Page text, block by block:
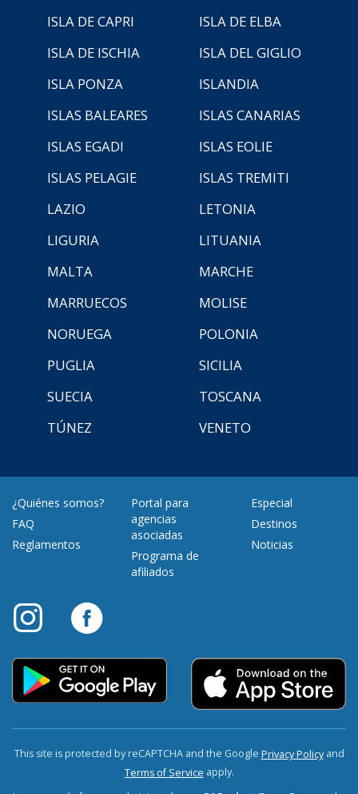
ISLA DE CAPRI
ISLA DE ELBA
ISLA DE ISCHIA
ISLA DEL GIGLIO
ISLA PONZA
ISLANDIA
ISLAS BALEARES
ISLAS CANARIAS
ISLAS EGADI
ISLAS EOLIE
ISLAS PELAGIE
ISLAS TREMITI
LAZIO
LETONIA
LIGURIA
LITUANIA
MALTA
MARCHE
MARRUECOS
MOLISE
NORUEGA
POLONIA
PUGLIA
SICILIA
SUECIA
TOSCANA
TÚNEZ
VENETO
¿Quiénes somos?
FAQ
Reglamentos
Portal para
agencias
asociadas
Programa de
afiliados
Especial
Destinos
Noticias
This site is protected by reCAPTCHA and the Google Privacy Policyand
Terms of Service apply.